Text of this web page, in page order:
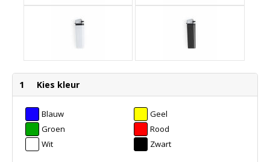
1 Kies kleur
Blauw
Geel
Groen
Rood
Wit
Zwart